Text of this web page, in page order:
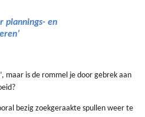
plannings- en
maar is de rommel je door gebrek aan
bezig zoekgeraakte spullen weer te